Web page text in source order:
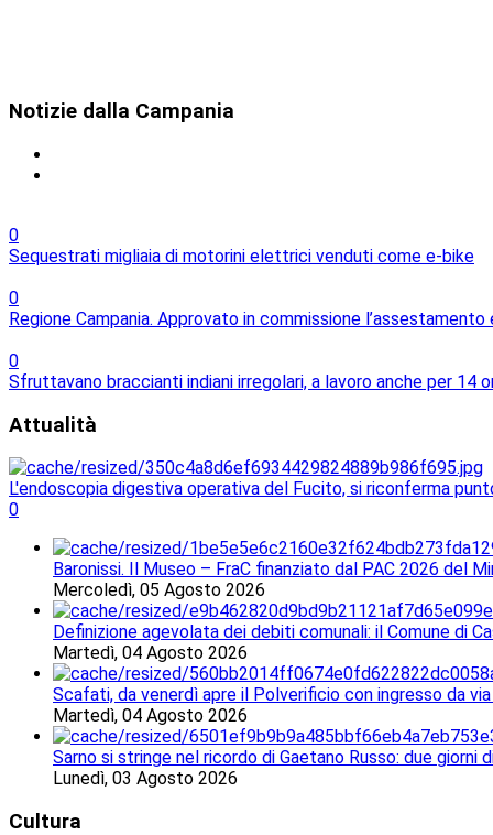
Notizie dalla Campania
0
Sequestrati migliaia di motorini elettrici venduti come e-bike
0
Regione Campania. Approvato in commissione
0
Sfruttavano braccianti indiani irregolari, a lavoro anche per 14
Attualità
L'endoscopia digestiva operativa del Fucito, si riconferma
0
Baronissi. Il Museo – FraC finanziato dal PAC 2026 del
Mercoledì, 05 Agosto 2026
Definizione agevolata dei debiti comunali: il Comune di
Martedì, 04 Agosto 2026
Scafati, da venerdì apre il Polverificio con ingresso da
Martedì, 04 Agosto 2026
Sarno si stringe nel ricordo di Gaetano Russo: due giorni
Lunedì, 03 Agosto 2026
Cultura